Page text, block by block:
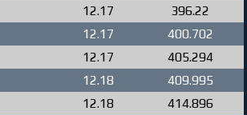
12.17
396.22
12.17
400.702
12.17
405.294
12.18
409.995
12.18
414.896